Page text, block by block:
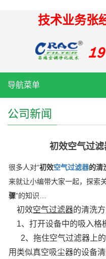
技术业务张
导航菜单
公司新闻
初效空气过
很多人对“初效空气过滤器的清
来就让小编带大家一起，探索
骤”的知识…
初效空气过滤器的清洗方
1、打开设备中的吸入格
2、拖住空气过滤器上
用类似真空吸尘器的设备